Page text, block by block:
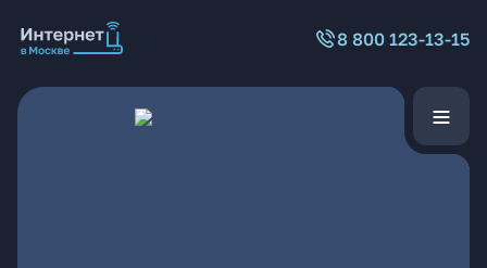
8 800 123-13-15